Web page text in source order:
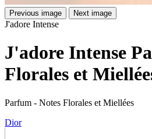
Previous image Next image
J'adore Intense
J'adore Intense
Florales et
Parfum - Notes Florales et Miellées
Dior